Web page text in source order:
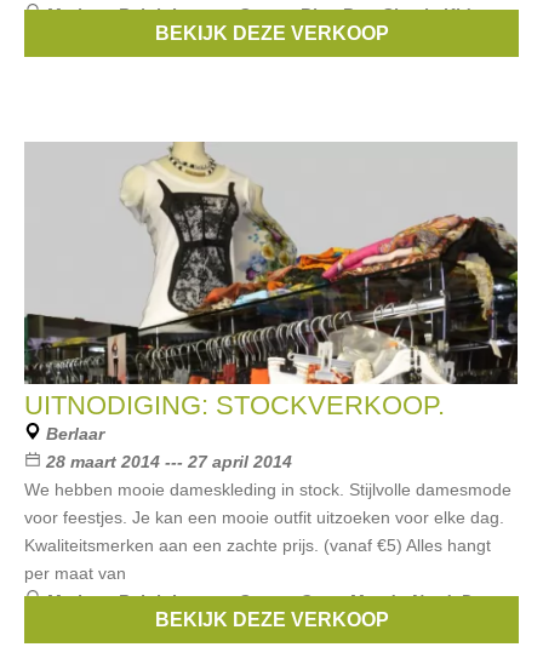
Merken:Ralph Lauren,Scapa,Blue Bay,Simple Kids,
BEKIJK DEZE VERKOOP
UITNODIGING: STOCKVERKOOP.
Berlaar
28 maart 2014 --- 27 april 2014
We hebben mooie dameskleding in stock. Stijlvolle damesmode
voor feestjes. Je kan een mooie outfit uitzoeken voor elke dag.
Kwaliteitsmerken aan een zachte prijs. (vanaf €5) Alles hangt
per maat van
Merken:Ralph Lauren,Scapa,Gant,Mer du Nord,Dept,
BEKIJK DEZE VERKOOP